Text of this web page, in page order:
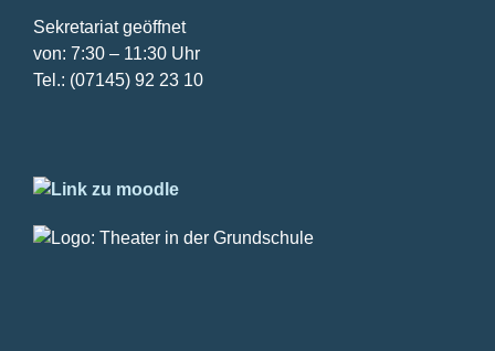
Sekretariat geöffnet
von: 7:30 – 11:30 Uhr
Tel.: (07145) 92 23 10